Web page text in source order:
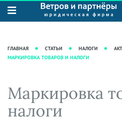
О нас
Рекомендации
Преимущества юридической
фирмы
Кейсы
Юридические услуги
Интеллектуальная
Налоговая практика
Сопровождение бизнеса
База знаний
практики"
Новости
Аудиоподкасты
Видеоподкасты
ГЛАВНАЯ СТАТЬИ НАЛОГИ
МАРКИРОВКА ТОВАРОВ И НАЛОГИ
Маркировка
налоги